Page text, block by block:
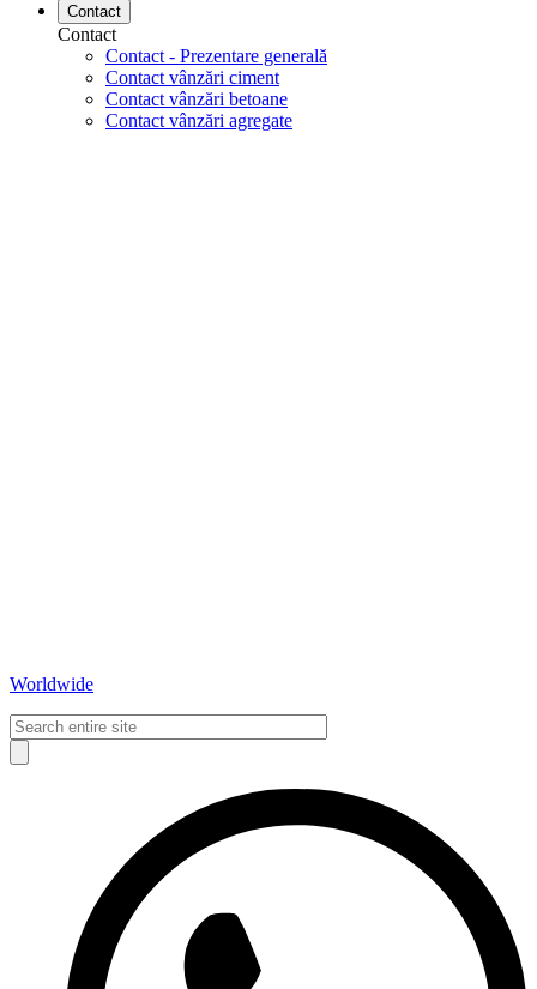
Contact
Contact
Contact - Prezentare generală
Contact vânzări ciment
Contact vânzări betoane
Contact vânzări agregate
Worldwide